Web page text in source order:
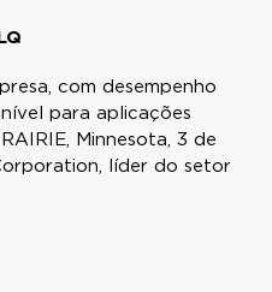
com desempenho
para aplicações
Minnesota, 3 de
líder do setor